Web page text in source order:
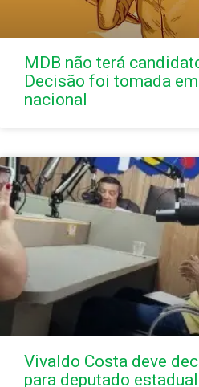
MDB não terá
Decisão foi tomada
nacional
Vivaldo Costa deve
para deputado estadual